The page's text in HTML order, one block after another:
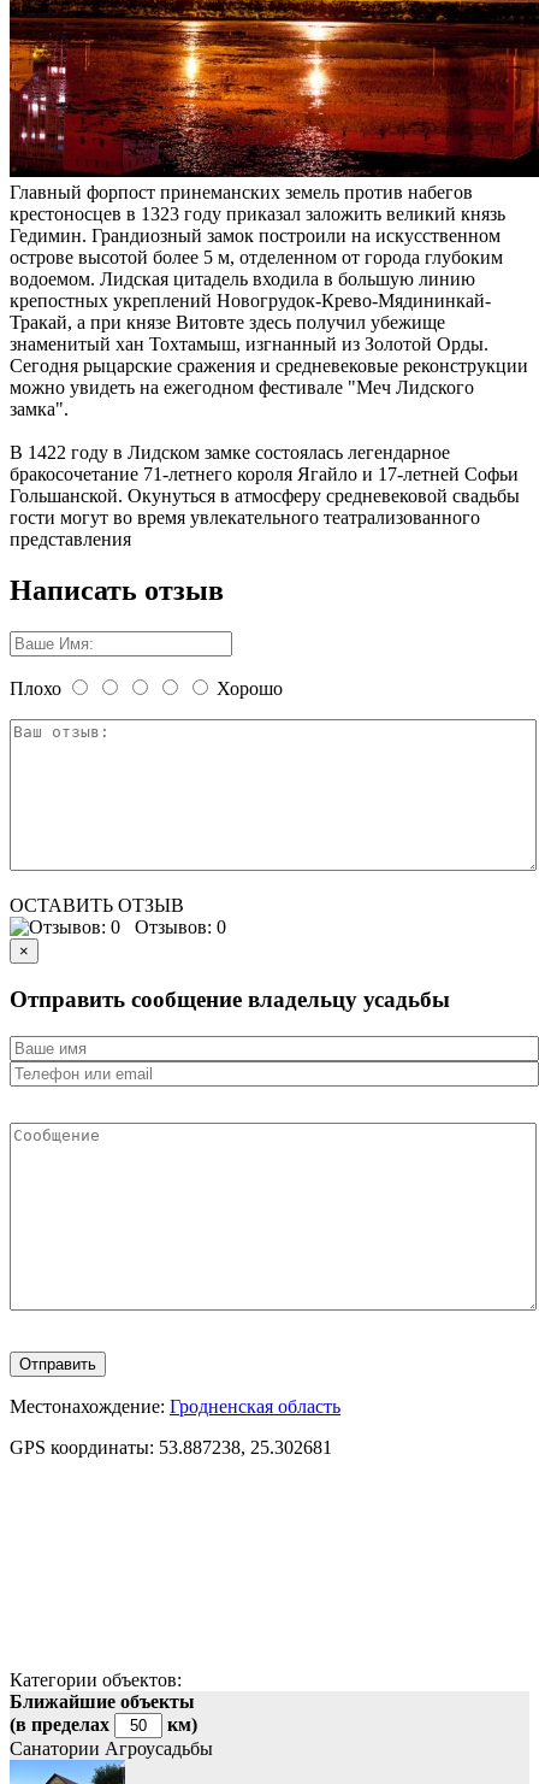
Главный форпост принеманских земель против набегов
крестоносцев в 1323 году приказал заложить великий князь
Гедимин. Грандиозный замок построили на искусственном
острове высотой более 5 м, отделенном от города глубоким
водоемом. Лидская цитадель входила в большую линию
крепостных укреплений Новогрудок-Крево-Мядининкай-
Тракай, а при князе Витовте здесь получил убежище
знаменитый хан Тохтамыш, изгнанный из Золотой Орды.
Сегодня рыцарские сражения и средневековые реконструкции
можно увидеть на ежегодном фестивале "Меч Лидского
замка".
В 1422 году в Лидском замке состоялась легендарное
бракосочетание 71-летнего короля Ягайло и 17-летней Софьи
Гольшанской. Окунуться в атмосферу средневековой свадьбы
гости могут во время увлекательного театрализованного
представления
Написать отзыв
Плохо Хорошо
ОСТАВИТЬ ОТЗЫВ
Отзывов: 0
×
Отправить сообщение владельцу усадьбы
Местонахождение: Гродненская область
GPS координаты: 53.887238, 25.302681
Категории объектов:
Ближайшие объекты
(в пределах
км)
Санатории Агроусадьбы